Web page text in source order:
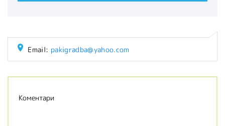
Email: pakigradba@yahoo.com
Коментари